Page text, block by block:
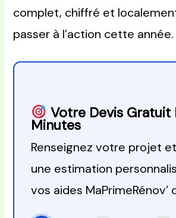
complet, chiffré et
passer à l’action cette année.
Votre Devis Gratuit
Minutes
Renseignez votre projet
une estimation
vos aides MaPrimeRénov’